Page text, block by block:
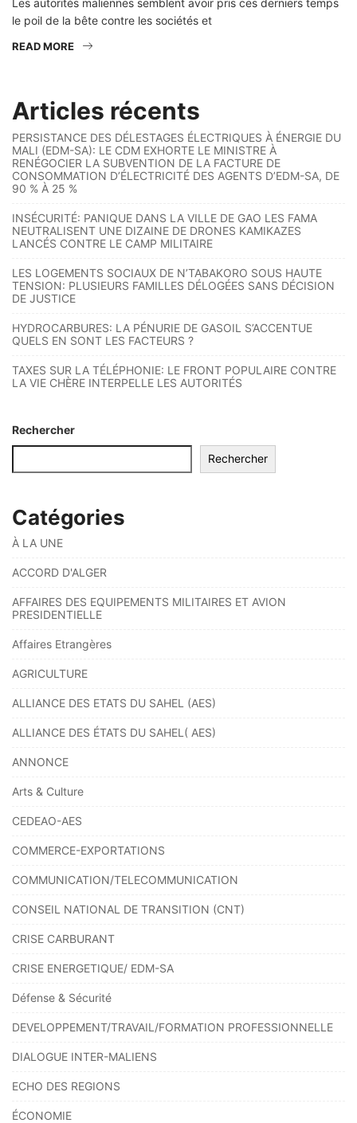
Les autorités maliennes semblent avoir pris ces derniers temps
le poil de la bête contre les sociétés et
READ MORE
Articles récents
PERSISTANCE DES DÉLESTAGES ÉLECTRIQUES À ÉNERGIE DU
MALI (EDM-SA): LE CDM EXHORTE LE MINISTRE À
RENÉGOCIER LA SUBVENTION DE LA FACTURE DE
CONSOMMATION D’ÉLECTRICITÉ DES AGENTS D’EDM-SA, DE
90 % À 25 %
INSÉCURITÉ: PANIQUE DANS LA VILLE DE GAO LES FAMA
NEUTRALISENT UNE DIZAINE DE DRONES KAMIKAZES
LANCÉS CONTRE LE CAMP MILITAIRE
LES LOGEMENTS SOCIAUX DE N’TABAKORO SOUS HAUTE
TENSION: PLUSIEURS FAMILLES DÉLOGÉES SANS DÉCISION
DE JUSTICE
HYDROCARBURES: LA PÉNURIE DE GASOIL S’ACCENTUE
QUELS EN SONT LES FACTEURS ?
TAXES SUR LA TÉLÉPHONIE: LE FRONT POPULAIRE CONTRE
LA VIE CHÈRE INTERPELLE LES AUTORITÉS
Rechercher
Rechercher
Catégories
À LA UNE
ACCORD D'ALGER
AFFAIRES DES EQUIPEMENTS MILITAIRES ET AVION
PRESIDENTIELLE
Affaires Etrangères
AGRICULTURE
ALLIANCE DES ETATS DU SAHEL (AES)
ALLIANCE DES ÉTATS DU SAHEL( AES)
ANNONCE
Arts & Culture
CEDEAO-AES
COMMERCE-EXPORTATIONS
COMMUNICATION/TELECOMMUNICATION
CONSEIL NATIONAL DE TRANSITION (CNT)
CRISE CARBURANT
CRISE ENERGETIQUE/ EDM-SA
Défense & Sécurité
DEVELOPPEMENT/TRAVAIL/FORMATION PROFESSIONNELLE
DIALOGUE INTER-MALIENS
ECHO DES REGIONS
ÉCONOMIE